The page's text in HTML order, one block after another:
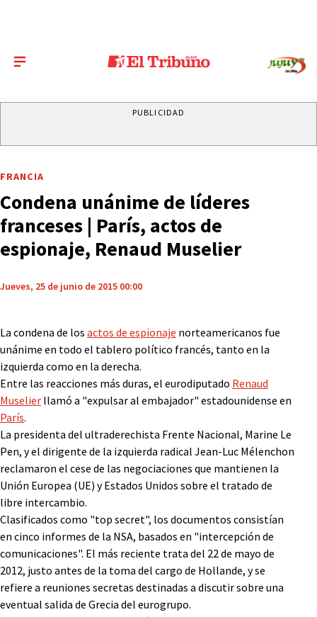
PUBLICIDAD
FRANCIA
Condena unánime de líderes
franceses | París, actos de
espionaje, Renaud Muselier
Jueves, 25 de junio de 2015 00:00
La condena de los actos de espionaje norteamericanos fue
unánime en todo el tablero político francés, tanto en la
izquierda como en la derecha.
Entre las reacciones más duras, el eurodiputado Renaud
Muselier llamó a "expulsar al embajador" estadounidense en
París.
La presidenta del ultraderechista Frente Nacional, Marine Le
Pen, y el dirigente de la izquierda radical Jean-Luc Mélenchon
reclamaron el cese de las negociaciones que mantienen la
Unión Europea (UE) y Estados Unidos sobre el tratado de
libre intercambio.
Clasificados como "top secret", los documentos consistían
en cinco informes de la NSA, basados en "intercepción de
comunicaciones". El más reciente trata del 22 de mayo de
2012, justo antes de la toma del cargo de Hollande, y se
refiere a reuniones secretas destinadas a discutir sobre una
eventual salida de Grecia del eurogrupo.